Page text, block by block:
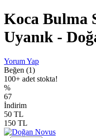
Koca Bulma
Uyanık -
Yorum Yap
Beğen (1)
100+ adet stokta!
%
67
İndirim
50 TL
150 TL